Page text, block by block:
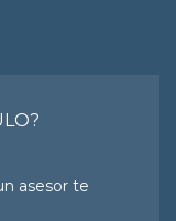
asesor te